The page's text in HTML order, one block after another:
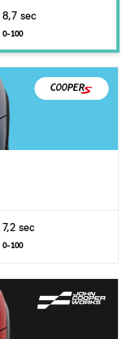
8,7 sec
0-100
7,2 sec
0-100